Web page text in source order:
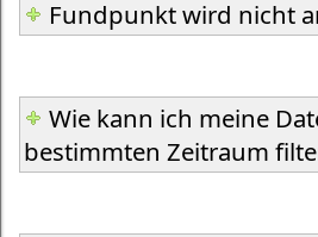
Fundpunkt wird nicht
Wie kann ich meine
bestimmten Zeitraum